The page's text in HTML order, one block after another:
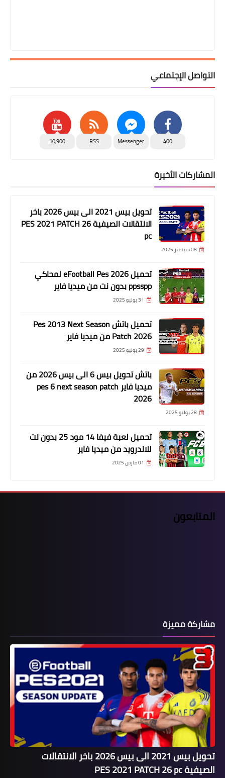
التواصل الإجتماعي
400
Messenger
RSS
10,900
المشاركات الأخيرة
تحويل بيس 2021 الى بيس 2026 باخر
الانتقالات الصيفية PES 2021 PATCH 26
pc
08 سبتمبر 2025
تحميل eFootball Pes 2026 لمحاكي
ppsspp بدون نت من ميديا فاير
31 يوليو 2025
تحميل باتش Pes 2013 Next Season
Patch 2026 من ميديا فاير
29 يوليو 2025
باتش تحويل بيس 6 الى بيس 2026 من
ميديا فاير pes 6 next season patch
2026
28 يوليو 2025
تحميل لعبة فيفا 14 مود 25 بدون نت
للاندرويد من ميديا فاير
01 مارس 2025
المتابعون
مشاركة مميزة
تحويل بيس 2021 الى بيس 2026 باخر الانتقالات
الصيفية PES 2021 PATCH 26 pc